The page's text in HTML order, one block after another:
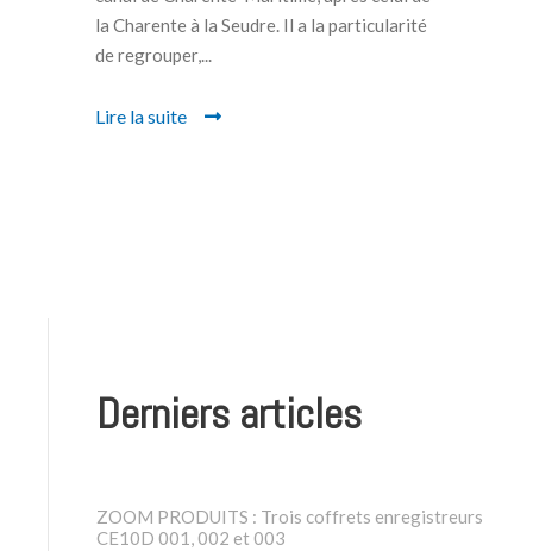
la Charente à la Seudre. Il a la particularité
de regrouper,...
Lire la suite
Derniers articles
ZOOM PRODUITS : Trois coffrets enregistreurs
CE10D 001, 002 et 003